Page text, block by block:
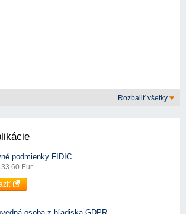
Rozbaliť všetky
podmienky FIDIC
Eur